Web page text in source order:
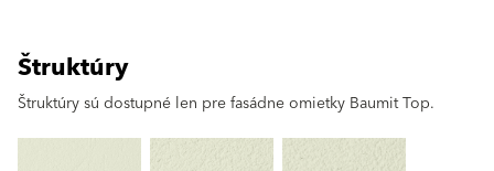
Štruktúry
Štruktúry sú dostupné len pre fasádne omietky Baumit Top.